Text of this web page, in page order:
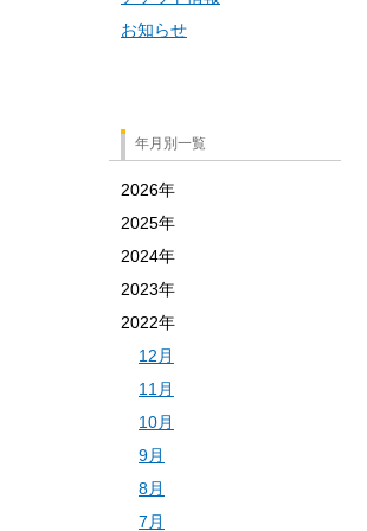
お知らせ
年月別一覧
2026年
2025年
2024年
2023年
2022年
12月
11月
10月
9月
8月
7月